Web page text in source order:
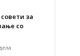
за
со